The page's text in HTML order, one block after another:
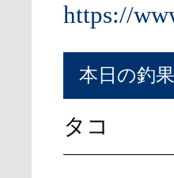
https://
本日の釣果
タコ